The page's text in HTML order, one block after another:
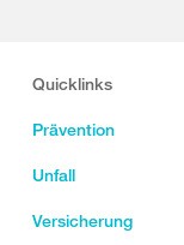
Quicklinks
Prävention
Unfall
Versicherung